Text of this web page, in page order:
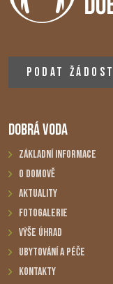
PODAT ŽÁDOST
DOBRÁ VODA
Základní informace
O domově
Aktuality
Fotogalerie
Výše úhrad
Ubytování a péče
Kontakty